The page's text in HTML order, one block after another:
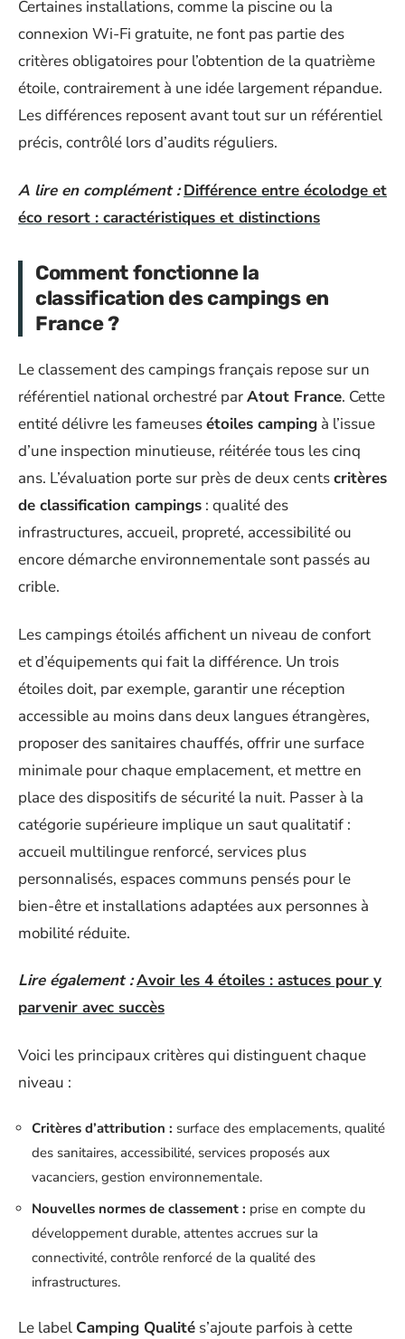
Certaines installations, comme la piscine ou la
connexion Wi-Fi gratuite, ne font pas partie des
critères obligatoires pour l’obtention de la quatrième
étoile, contrairement à une idée largement répandue.
Les différences reposent avant tout sur un référentiel
précis, contrôlé lors d’audits réguliers.
A lire en complément : Différence entre écolodge et
éco resort : caractéristiques et distinctions
Comment fonctionne la
classification des campings en
France ?
Le classement des campings français repose sur un
référentiel national orchestré parAtout France. Cette
entité délivre les fameusesétoiles camping à l’issue
d’une inspection minutieuse, réitérée tous les cinq
ans. L’évaluation porte sur près de deux centscritères
de classification campings : qualité des
infrastructures, accueil, propreté, accessibilité ou
encore démarche environnementale sont passés au
crible.
Les campings étoilés affichent un niveau de confort
et d’équipements qui fait la différence. Un trois
étoiles doit, par exemple, garantir une réception
accessible au moins dans deux langues étrangères,
proposer des sanitaires chauffés, offrir une surface
minimale pour chaque emplacement, et mettre en
place des dispositifs de sécurité la nuit. Passer à la
catégorie supérieure implique un saut qualitatif :
accueil multilingue renforcé, services plus
personnalisés, espaces communs pensés pour le
bien-être et installations adaptées aux personnes à
mobilité réduite.
Lire également :Avoir les 4 étoiles : astuces pour y
parvenir avec succès
Voici les principaux critères qui distinguent chaque
niveau :
Critères d’attribution : surface des emplacements, qualité
des sanitaires, accessibilité, services proposés aux
vacanciers, gestion environnementale.
Nouvelles normes de classement : prise en compte du
développement durable, attentes accrues sur la
connectivité, contrôle renforcé de la qualité des
infrastructures.
Le label Camping Qualité s’ajoute parfois à cette